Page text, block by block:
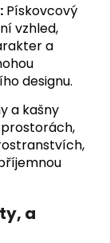
Pískovcový
vzhled,
a
designu.
a kašny
a